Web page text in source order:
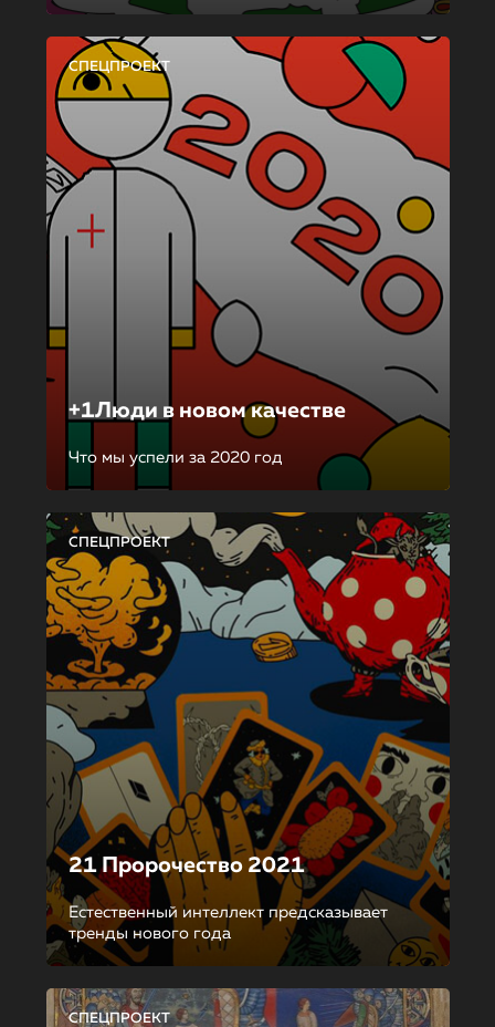
СПЕЦПРОЕКТ
+1Люди в новом качестве
Что мы успели за 2020 год
СПЕЦПРОЕКТ
21 Пророчество 2021
Естественный интеллект предсказывает
тренды нового года
СПЕЦПРОЕКТ